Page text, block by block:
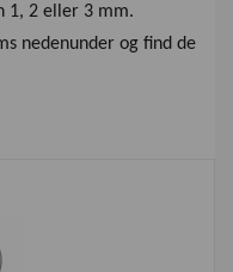
1, 2 eller 3 mm.
nedenunder og find de